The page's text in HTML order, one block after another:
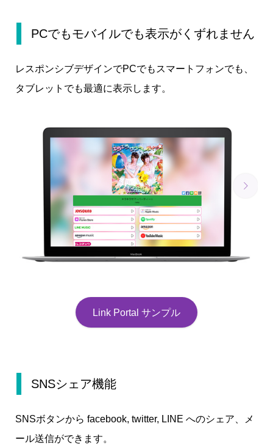
PCでもモバイルでも表示がくずれません
レスポンシブデザインでPCでもスマートフォンでも、
タブレットでも最適に表示します。

Link Portal サンプル
SNSシェア機能
SNSボタンから facebook, twitter, LINE へのシェア、メ
ール送信ができます。